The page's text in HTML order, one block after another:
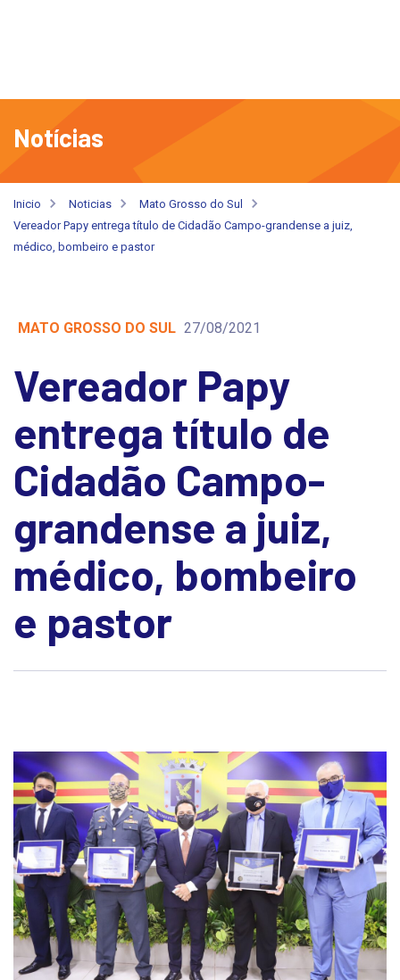
Notícias
Inicio Noticias
Mato Grosso do Sul
Vereador Papy entrega título de Cidadão Campo-grandense a juiz,
médico, bombeiro e pastor
MATO GROSSO DO SUL 27/08/2021
Vereador Papy
entrega título de
Cidadão Campo-
grandense a juiz,
médico, bombeiro
e pastor